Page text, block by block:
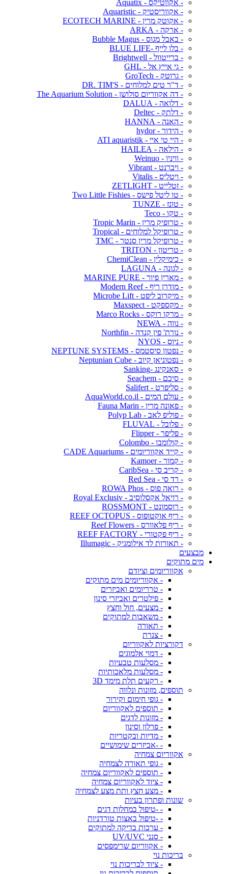
- אקווטיקס - Aquatix
- אקווריסטיק - Aquaristic
- אקוטק מרין - ECOTECH MARINE
- ארקה - ARKA
- באבל מגוס - Bubble Magus
- בלו לייף -BLUE LIFE
- ברייטוול - Brightwell
- גי אייץ אל - GHL
- גרוטק - GroTech
- ד"ר טים למלוחים - DR. TIM'S
- דה אקווריום סולושן - The Aquarium Solution
- דלואה - DALUA
- דלתק - Deltec
- האנה - HANNA
- הידור - hydor
- היי טי איי - ATI aquaristik
- הילאה - HAILEA
- וויניו - Weinuo
- ויברנט - Vibrant
- ויטליס - Vitalis
- זטלייט - ZETLIGHT
- טו ליטל פישס - Two Little Fishies
- טונז - TUNZE
- טקו - Teco
- טרופיק מרין - Tropic Marin
- טרופיקל למלוחים - Tropical
- טרופיקל מרין סנטר - TMC
- טריטון - TRITON
- כימיקלין - ChemiClean
- לגונה - LAGUNA
- מארין פיור - MARINE PURE
- מודרן ריף - Modern Reef
- מיקרוב ליפט - Microbe Lift
- מקספקט - Maxspect
- מרקו רוקס - Marco Rocks
- נווה - NEWA
- נורת' פין קנדה - Northfin
- ניוס - NYOS
- נפטון סיסטמס - NEPTUNE SYSTEMS
- נפטוניאן קיוב - Neptunian Cube
- סאנקינג -Sanking
- סיכם - Seachem
- סליפרט - Salifert
- עולם המים - AquaWorld.co.il
- פאונה מרין - Fauna Marin
- פוליפ לאב - Polyp Lab
- פלובל - FLUVAL
- פליפר - Flipper
- קולומבו - Colombo
- קייד אקווריומים - CADE Aquariums
- קמור - Kamoer
- קריב סי - CaribSea
- רד סי - Red Sea
- רואה פוס - ROWA Phos
- רויאל אקסלוסיב - Royal Exclusiv
- רוסמונט - ROSSMONT
- ריף אוקטופוס - REEF OCTOPUS
- ריף פלאוורס - Reef Flowers
- ריף פקטורי - REEF FACTORY
- תאורות לד אילומגיק - Illumagic
מבצעים
מים מתוקים
אקווריומים וציודם
- אקווריומים מים מתוקים
- טרריומים ואביזרים
- פילטרים ואביזרי סינון
- מצעים, חול וחצץ
- משאבות למתוקים
- תאורה
- צנרת
דקורציות לאקווריום
- דמוי אלמוגים
- מסלעות טבעיות
- מסלעות מלאכותיות
- רקעים תלת מימד 3D
תוספים, מזונות ונלווה
- גופי חימום וקירור
- תוספים לאקווריום
- מזונות לדגים
- פרלון וסינון
- מדיות ובקטריות
- -אביזרים שימושיים
אקווריום צמחיה
- גופי תאורה לצמחיה
- תוספים לאקווריום צמחיה
- ציוד לאקווריום צמחיה
- מצע חצץ ותת מצע לצמחיה
שונות ופתרון בעיות
- -טיפול במחלות דגים
- -טיפול באצות טורדניות
- ערכות בדיקה למתוקים
- סנני UV/UVC
- אקווריום שרימפסים
בריכות נוי
- ציוד לבריכות נוי